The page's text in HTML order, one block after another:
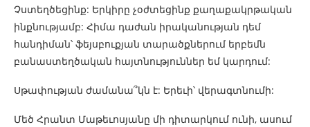
Չստեղծեցինք: Երկիրը չօժտեցինք քաղաքակրթական
ինքնությամբ: Հիմա դաժան իրականության դեմ
հանդիման՝ ֆեյսբուքյան տարածքներում երբեմն
բանաստեղծական հայտնություններ եմ կարդում:
Սթափության ժամանա՞կն է: Երեւի՝ վերագտնումի:
Մեծ Հրանտ Մաթեւոսյանը մի դիտարկում ունի, ասում